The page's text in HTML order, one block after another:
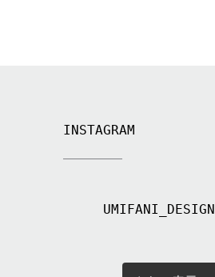
INSTAGRAM
UMIFANI_DESIGN